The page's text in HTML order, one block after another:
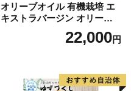
オリーブオイル 有機栽培 エ
キストラバージン オリーブ
オイル シングル 2本 セット
オーガニック 調味料 油 オリ
22,000円